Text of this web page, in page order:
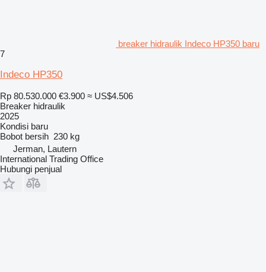
breaker hidraulik Indeco HP350 baru
7
Indeco HP350
Rp 80.530.000 €3.900 ≈ US$4.506
Breaker hidraulik
2025
Kondisi baru
Bobot bersih 230 kg
Jerman, Lautern
International Trading Office
Hubungi penjual